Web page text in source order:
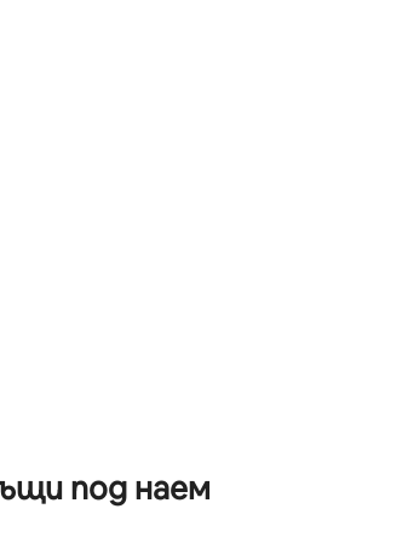
от 5, 195 отзива
под наем